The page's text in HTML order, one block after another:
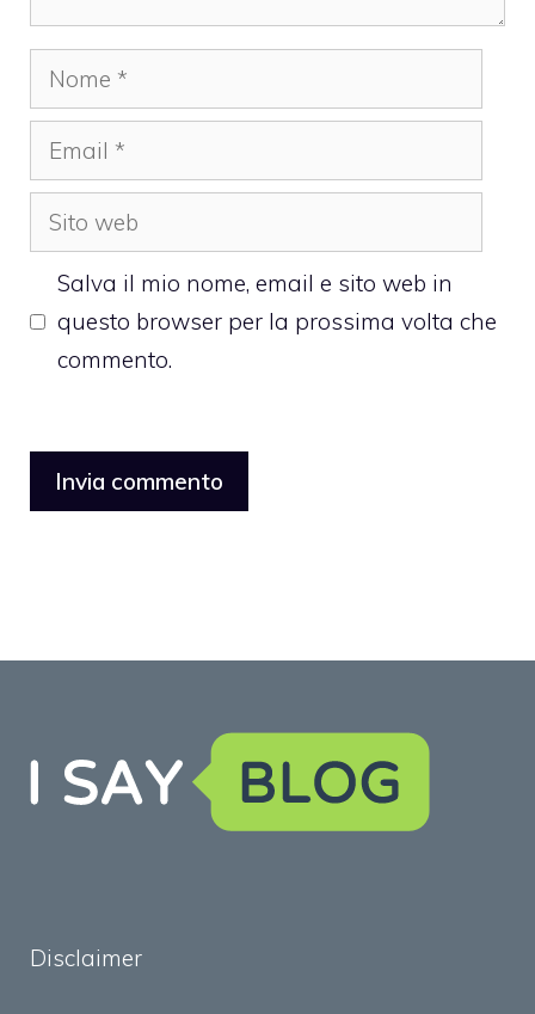
Nome
Email
Sito
web
Salva il mio nome, email e sito web in
questo browser per la prossima volta che
commento.
Disclaimer